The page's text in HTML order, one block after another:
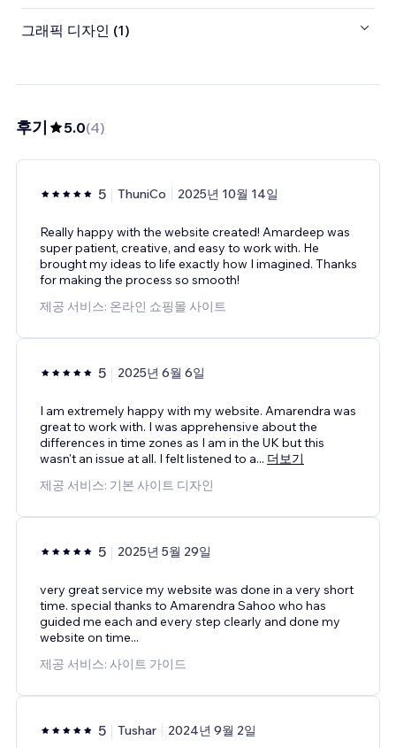
그래픽 디자인 (1)
후기 5.0(4)
5 ThuniCo 2025년 10월 14일
Really happy with the website created! Amardeep was
super patient, creative, and easy to work with. He
brought my ideas to life exactly how I imagined. Thanks
for making the process so smooth!
제공 서비스: 온라인 쇼핑몰 사이트
5 2025년 6월 6일
I am extremely happy with my website. Amarendra was
great to work with. I was apprehensive about the
differences in time zones as I am in the UK but this
wasn't an issue at all. I felt listened to a... 더보기
제공 서비스: 기본 사이트 디자인
5 2025년 5월 29일
very great service my website was done in a very short
time. special thanks to Amarendra Sahoo who has
guided me each and every step clearly and done my
website on time...
제공 서비스: 사이트 가이드
5 Tushar 2024년 9월 2일